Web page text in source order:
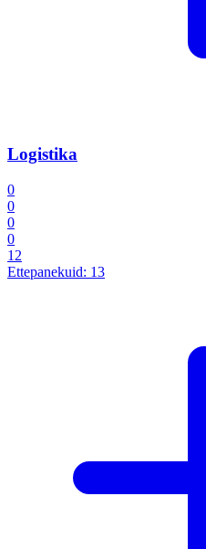
Logistika
0
0
0
0
12
Ettepanekuid: 13